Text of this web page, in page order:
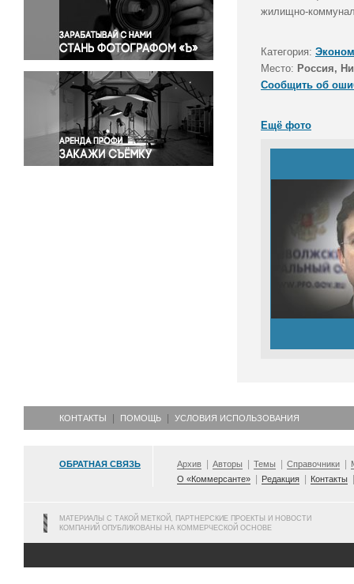
Правосудие
Происшествия и конфликты
Религия
Светская жизнь
Спорт
Экология
Экономика и бизнес
жилищно-
Категория:
Место: Россия,
Сообщить об
Ещё фото
КОНТАКТЫ ПОМОЩЬ УСЛОВИЯ ИСПОЛЬЗОВАНИЯ
ОБРАТНАЯ СВЯЗЬ Архив Авторы Темы Справочники
О «Коммерсанте»
Редакция Контакты
МАТЕРИАЛЫ С ТАКОЙ МЕТКОЙ, ПАРТНЕРСКИЕ ПРОЕКТЫ И НОВОСТИ
КОМПАНИЙ ОПУБЛИКОВАНЫ НА КОММЕРЧЕСКОЙ ОСНОВЕ